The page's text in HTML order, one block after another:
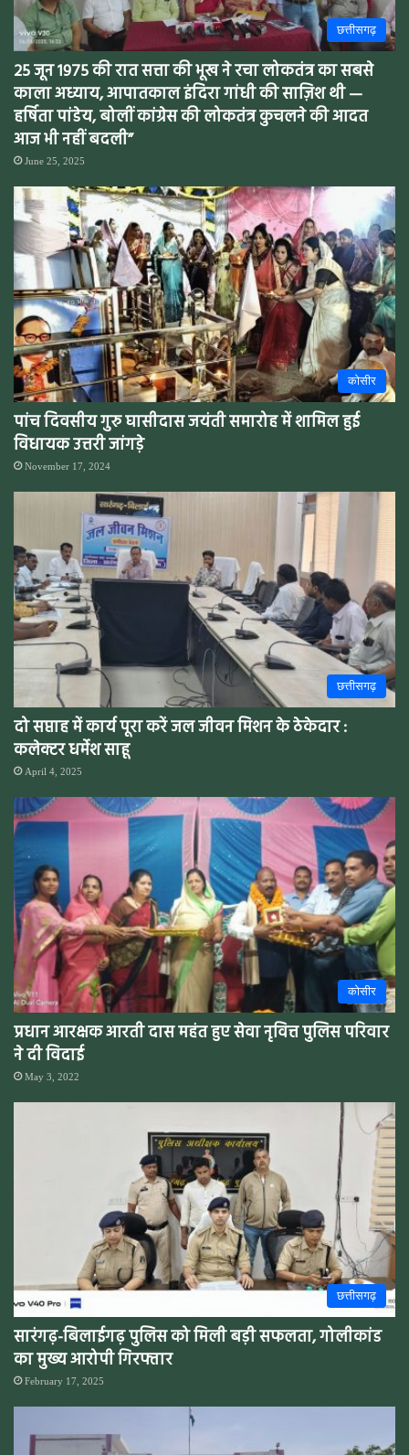
छत्तीसगढ़
25 जून 1975 की रात सत्ता की भूख ने रचा लोकतंत्र का सबसे
काला अध्याय, आपातकाल इंदिरा गांधी की साज़िश थी —
हर्षिता पांडेय, बोलीं कांग्रेस की लोकतंत्र कुचलने की आदत
आज भी नहीं बदली”
June 25, 2025
कोसीर
पांच दिवसीय गुरु घासीदास जयंती समारोह में शामिल हुई
विधायक उत्तरी जांगड़े
November 17, 2024
छत्तीसगढ़
दो सप्ताह में कार्य पूरा करें जल जीवन मिशन के ठेकेदार :
कलेक्टर धर्मेश साहू
April 4, 2025
कोसीर
प्रधान आरक्षक आरती दास महंत हुए सेवा नृवित्त पुलिस परिवार
ने दी विदाई
May 3, 2022
छत्तीसगढ़
सारंगढ़-बिलाईगढ़ पुलिस को मिली बड़ी सफलता, गोलीकांड
का मुख्य आरोपी गिरफ्तार
February 17, 2025